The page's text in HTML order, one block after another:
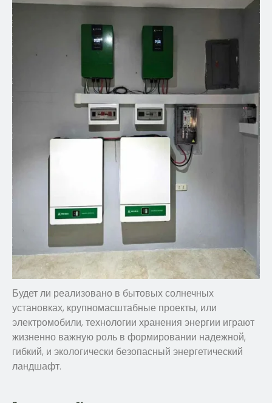
Будет ли реализовано в бытовых солнечных
установках, крупномасштабные проекты, или
электромобили, технологии хранения энергии играют
жизненно важную роль в формировании надежной,
гибкий, и экологически безопасный энергетический
ландшафт.